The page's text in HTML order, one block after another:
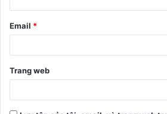
Email *
Trang web